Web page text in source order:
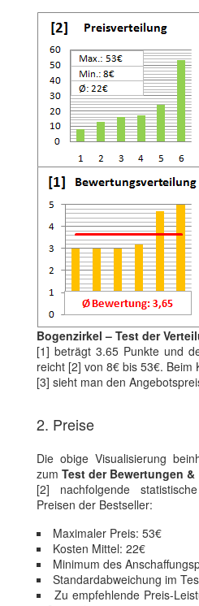
Bogenzirkel – Test der
[1] beträgt 3.65 Punkte und
reicht [2] von 8€ bis 53€.
[3] sieht man den
2. Preise
Die obige Visualisierung
zumTest der Bewertungen
[2] nachfolgende
Preisen der Bestseller:
Maximaler Preis: 53€
Kosten Mittel: 22€
Minimum des
Standardabweichung im
Zu empfehlende Preis-